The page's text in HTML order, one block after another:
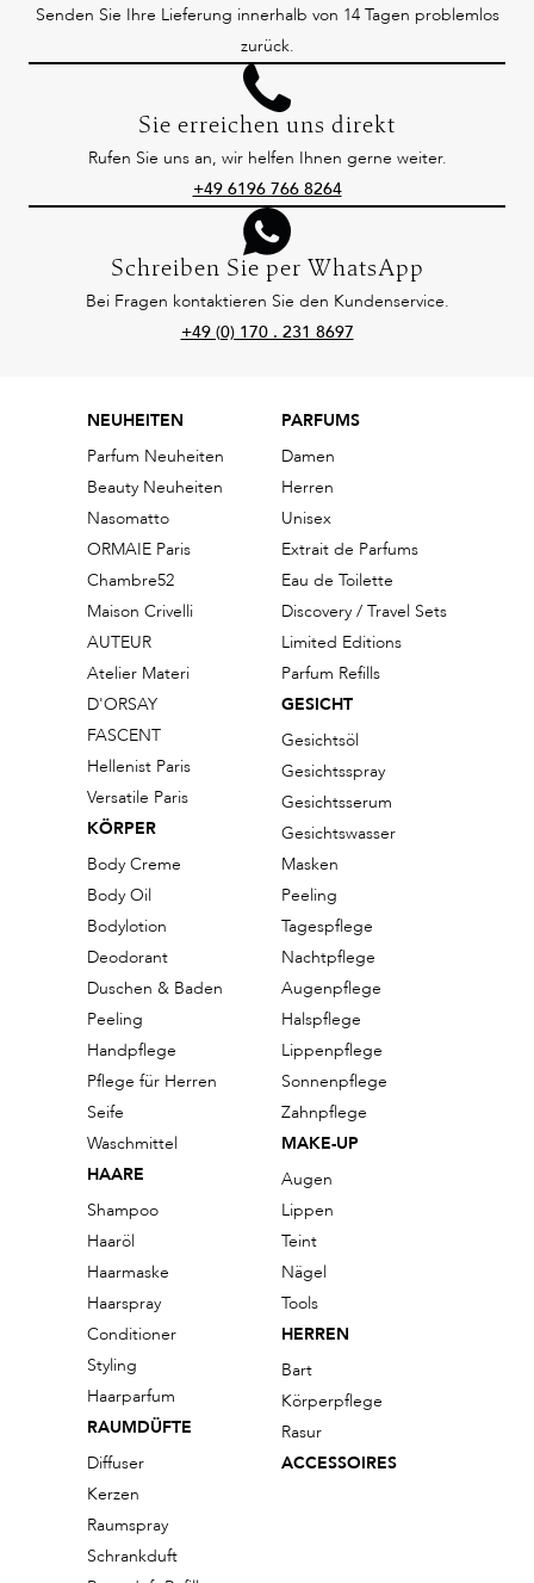
Senden Sie Ihre Lieferung innerhalb von 14 Tagen problemlos
zurück.
Sie erreichen uns direkt
Rufen Sie uns an, wir helfen Ihnen gerne weiter.
+49 6196 766 8264
Schreiben Sie per WhatsApp
Bei Fragen kontaktieren Sie den Kundenservice.
+49 (0) 170 . 231 8697
NEUHEITEN
Parfum Neuheiten
Beauty Neuheiten
Nasomatto
ORMAIE Paris
Chambre52
Maison Crivelli
AUTEUR
Atelier Materi
D'ORSAY
FASCENT
Hellenist Paris
Versatile Paris
KÖRPER
Body Creme
Body Oil
Bodylotion
Deodorant
Duschen & Baden
Peeling
Handpflege
Pflege für Herren
Seife
Waschmittel
HAARE
Shampoo
Haaröl
Haarmaske
Haarspray
Conditioner
Styling
Haarparfum
RAUMDÜFTE
Diffuser
Kerzen
Raumspray
Schrankduft
PARFUMS
Damen
Herren
Unisex
Extrait de Parfums
Eau de Toilette
Discovery / Travel Sets
Limited Editions
Parfum Refills
GESICHT
Gesichtsöl
Gesichtsspray
Gesichtsserum
Gesichtswasser
Masken
Peeling
Tagespflege
Nachtpflege
Augenpflege
Halspflege
Lippenpflege
Sonnenpflege
Zahnpflege
MAKE-UP
Augen
Lippen
Teint
Nägel
Tools
HERREN
Bart
Körperpflege
Rasur
ACCESSOIRES